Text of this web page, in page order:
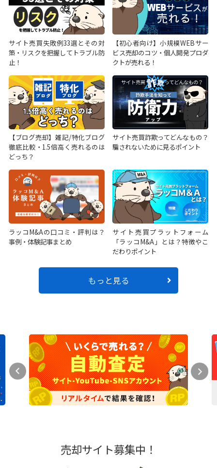
サイト売買失敗例33選とその対
策・リスクを把握してトラブル防
止！
【初心者向け】小規模WEBサー
ビス売却のコツ・個人開発プロダ
クトが売れる！
【ブログ売却】雑記/特化ブログ
徹底比較・1.5倍高く売れるのは
どっち？
サイト売買詐欺ってどんなもの？
騙されないために見るポイント
ラッコM&Aの口コミ・評判は？
事例・体験記事まとめ
サイト売買プラットフォーム
「ラッコM&A」とは？特徴やこ
だわりポイント
もっと見る
売却サイト募集中！